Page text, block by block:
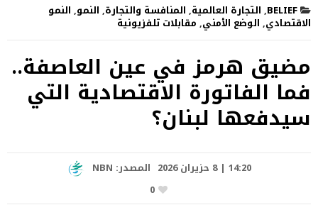
BELIEF
, التجارة العالمية, المنافسة والتجارة, النمو, النمو
الاقتصادي, الوضع الأمني, مقابلات تلفزيونية
مضيق هرمز في عين العاصفة..
فما الفاتورة الاقتصادية التي
سيدفعها لبنان؟
14:20 | 8 حزيران 2026 المصدر: NBN
0